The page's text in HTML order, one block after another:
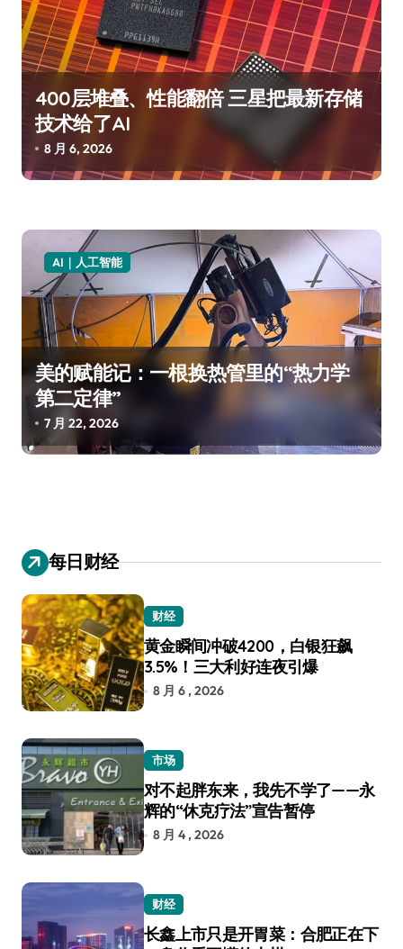
400层堆叠、性能翻倍 三星把最新存储
技术给了AI
8 月 6, 2026
AI｜人工智能
美的赋能记：一根换热管里的“热力学
第二定律”
7 月 22, 2026
每日财经
财经
黄金瞬间冲破4200，白银狂飙
3.5%！三大利好连夜引爆
8 月 6 , 2026
市场
对不起胖东来，我先不学了——永
辉的“休克疗法”宣告暂停
8 月 4 , 2026
财经
长鑫上市只是开胃菜：合肥正在下